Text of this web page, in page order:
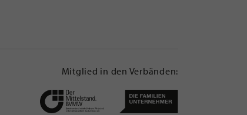
Mitglied in den Verbänden: